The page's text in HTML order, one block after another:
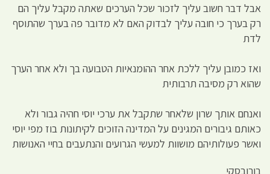
אבל דבר חשוב עליך לזכור שכל הערכים שאתה מקבל עליך הם
רק בערך כי חובה עליך לבדוק האם לא מדובר פה בערך שהתוסף
לדת
ואז כמובן עליך ללכת אחר ההומנאיות הטבועה בך ולא אחר הערך
שהוא רק מסיבה תרבותית
ואנחם אותך שרון שלאחר שתקבל את ערכי יוסי חהיה גבור ולא
כאותם גיבורים המגינים על המדינה הזוכים לקיתונות בוז מפי יוסי
ואשר פעולותיהם מושוות למעשי הגרועים והנתעבים בחיי האנושות
בורובסקי